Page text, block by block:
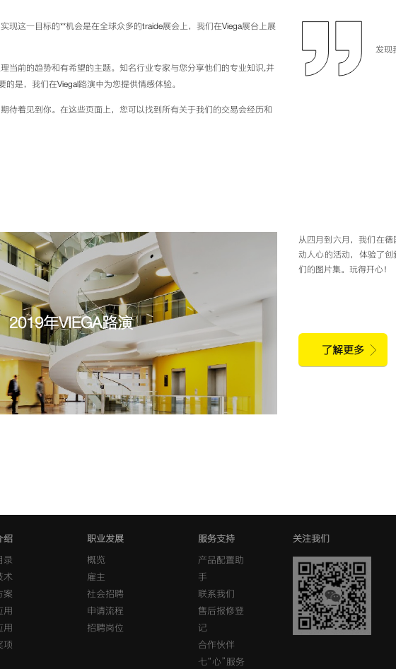
现这一目标的**机会是在全球众多的traide展会上，我们在Viega展台上展
当前的趋势和有希望的主题。知名行业专家与您分享他们的专业知识,并
是，我们在Viegal路演中为您提供情感体验。
待着见到你。在这些页面上，您可以找到所有关于我们的交易会经历和
发现
2019年VIEGA路演
从四月到六月，我们在
动人心的活动，体验了
们的图片集。玩得开心！
了解更多
绍
录
术
案
用
用
项
职业发展
概览
雇主
社会招聘
申请流程
招聘岗位
服务支持
产品配置助
手
联系我们
售后报修登
记
合作伙伴
七“心”服务
关注我们